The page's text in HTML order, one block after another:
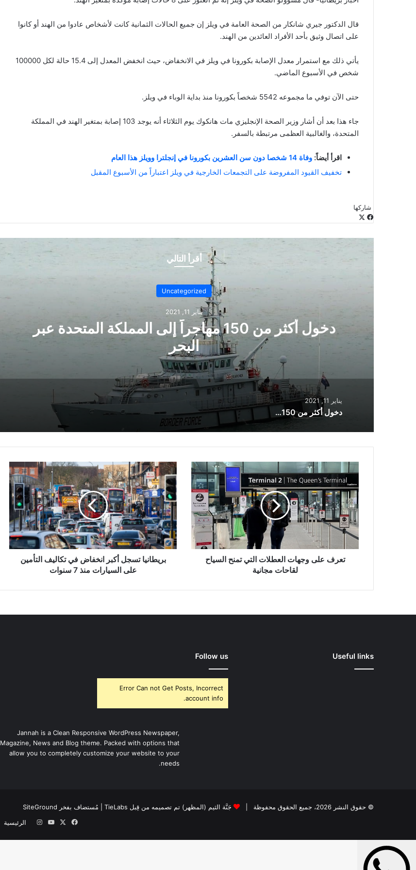
قال الدكتور جيري شانكار من الصحة العامة في ويلز إن جميع الحالات الثمانية كانت لأشخاص عادوا من الهند أو كانوا
على اتصال وثيق بأحد الأفراد العائدين من الهند.
يأتي ذلك مع استمرار معدل الإصابة بكورونا في ويلز في الانخفاض، حيث انخفض المعدل إلى 15.4 حالة لكل 100000
شخص في الأسبوع الماضي.
حتى الآن توفي ما مجموعه 5542 شخصاً بكورونا منذ بداية الوباء في ويلز.
جاء هذا بعد أن أشار وزير الصحة الإنجليزي مات هانكوك يوم الثلاثاء أنه يوجد 103 إصابة بمتغير الهند في المملكة
المتحدة، والغالبية العظمى مرتبطة بالسفر.
اقرأ أيضاً: وفاة 14 شخصا دون سن العشرين بكورونا في إنجلترا وويلز هذا العام
تخفيف القيود المفروضة على التجمعات الخارجية في ويلز اعتباراً من الأسبوع المقبل
شاركها
فيسبوك
البريد
أقرأ التالي
Uncategorized
يناير 11, 2021
دخول أكثر من 150 مهاجراً إلى المملكة المتحدة عبر
البحر
يناير 11, 2021
دخول أكثر من 150 مهاجراً إلى المملكة المتحدة عبر البحر
تعرف
على
وجهات
العطلات
التي
تمنح
السياح
لقاحات
مجانية
تعرف على وجهات العطلات التي تمنح السياح
لقاحات مجانية
بريطانيا
تسجل
أكبر
انخفاض
في
تكاليف
التأمين
على
السيارات
بريطانيا تسجل أكبر انخفاض في تكاليف التأمين
على السيارات منذ 7 سنوات
Useful links
Follow us
Error Can not Get Posts, Incorrect
account info.
Jannah is a Clean Responsive WordPress Newspaper,
Magazine, News and Blog theme. Packed with options that
allow you to completely customize your website to your
needs.
© حقوق النشر 2026، جميع الحقوق محفوظة | جَنَّة الثيم (المظهر) تم تصميمه من قِبل TieLabs | مُستضاف بفخر SiteGround
الرئيسية
فيسبوك ‫YouTube
انستقرام